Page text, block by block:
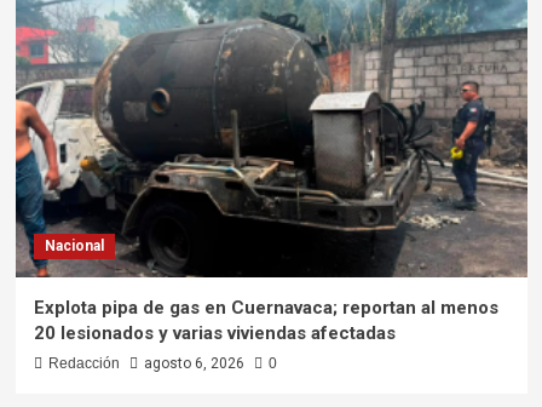
Nacional
Explota pipa de gas en Cuernavaca; reportan al menos
20 lesionados y varias viviendas afectadas
Redacción agosto 6, 2026 0